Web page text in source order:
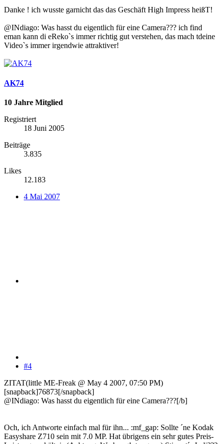
Danke ! ich wusste garnicht das das Geschäft High Impress heißT!
@INdiago: Was hasst du eigentlich für eine Camera??? ich find
eman kann di eReko`s immer richtig gut verstehen, das mach tdeine
Video`s immer irgendwie attraktiver!
AK74
10 Jahre Mitglied
Registriert
18 Juni 2005
Beiträge
3.835
Likes
12.183
4 Mai 2007
#4
ZITAT(little ME-Freak @ May 4 2007, 07:50 PM)
[snapback]76873[/snapback]
@INdiago: Was hasst du eigentlich für eine Camera???[/b]
Och, ich Antworte einfach mal für ihn... :mf_gap: Sollte ´ne Kodak
Easyshare Z710 sein mit 7.0 MP. Hat übrigens ein sehr gutes Preis-